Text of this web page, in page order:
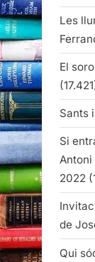
Les
El
Sants
Si
Antoni
2022
de
Qui